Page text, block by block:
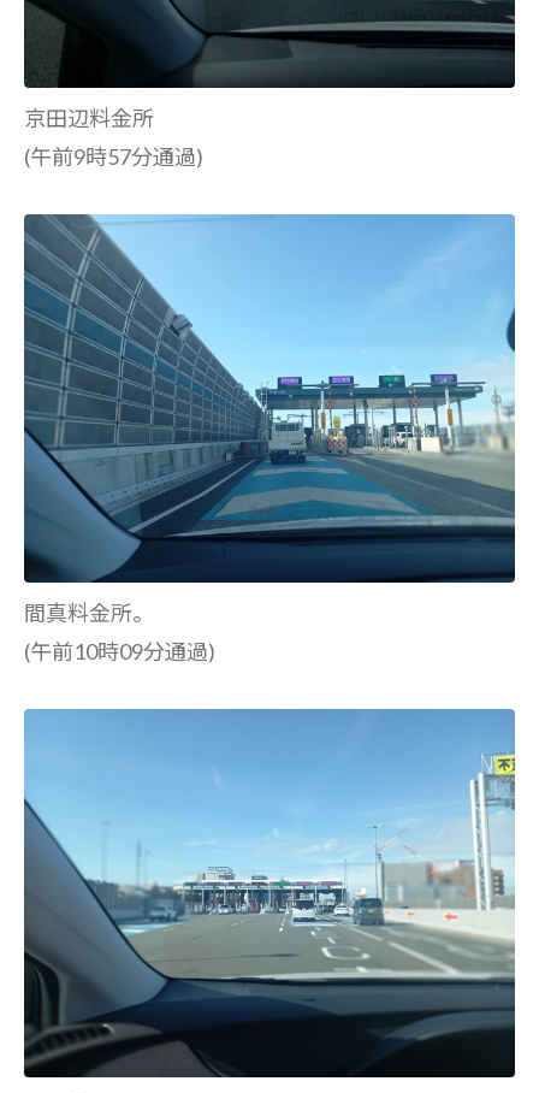
京田辺料金所
(午前9時57分通過)
間真料金所。
(午前10時09分通過)